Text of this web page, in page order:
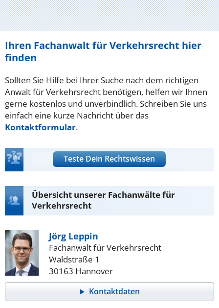
Ihren Fachanwalt für Verkehrsrecht hier
finden
Sollten Sie Hilfe bei Ihrer Suche nach dem richtigen
Anwalt für Verkehrsrecht benötigen, helfen wir Ihnen
gerne kostenlos und unverbindlich. Schreiben Sie uns
einfach eine kurze Nachricht über das
Kontaktformular.
Teste Dein Rechtswissen
Übersicht unserer Fachanwälte für
Verkehrsrecht
Jörg Leppin
Fachanwalt für Verkehrsrecht
Waldstraße 1
30163 Hannover
Kontaktdaten